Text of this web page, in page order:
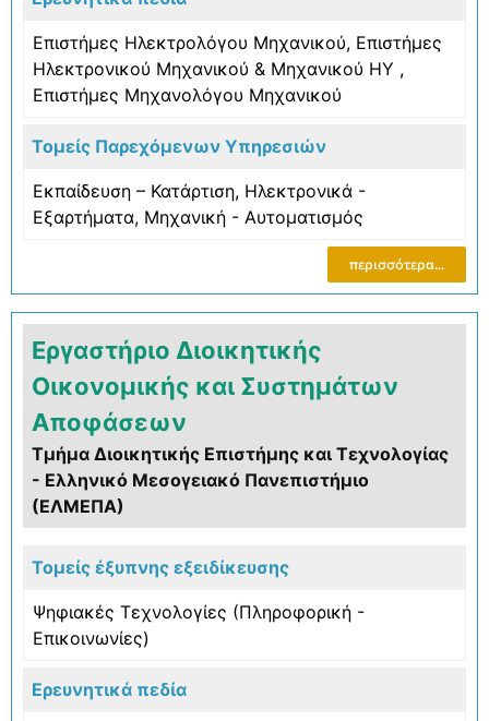
Επιστήμες Ηλεκτρολόγου Μηχανικού, Επιστήμες
Ηλεκτρονικού Μηχανικού & Μηχανικού ΗΥ ,
Επιστήμες Μηχανολόγου Μηχανικού
Τομείς Παρεχόμενων Υπηρεσιών
Εκπαίδευση – Κατάρτιση, Ηλεκτρονικά -
Εξαρτήματα, Μηχανική - Αυτοματισμός
περισσότερα...
Eργαστήριο Διοικητικής
Οικονομικής και Συστημάτων
Αποφάσεων
Τμήμα Διοικητικής Επιστήμης και Τεχνολογίας
- Ελληνικό Μεσογειακό Πανεπιστήμιο
(ΕΛΜΕΠΑ)
Τομείς έξυπνης εξειδίκευσης
Ψηφιακές Τεχνολογίες (Πληροφορική -
Επικοινωνίες)
Ερευνητικά πεδία